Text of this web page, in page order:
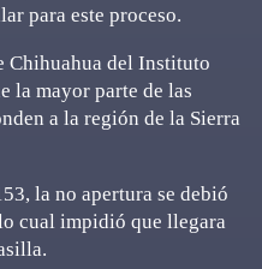
para este proceso.
Chihuahua del Instituto
la mayor parte de las
a la región de la Sierra
la no apertura se debió
cual impidió que llegara